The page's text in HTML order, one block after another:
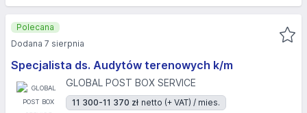
Specjalista ds. Audytów terenowych k/m
GLOBAL POST BOX SERVICE
11 300-11 370 zł netto (+ VAT) / mies.
Polecana
Dodana 7 sierpnia